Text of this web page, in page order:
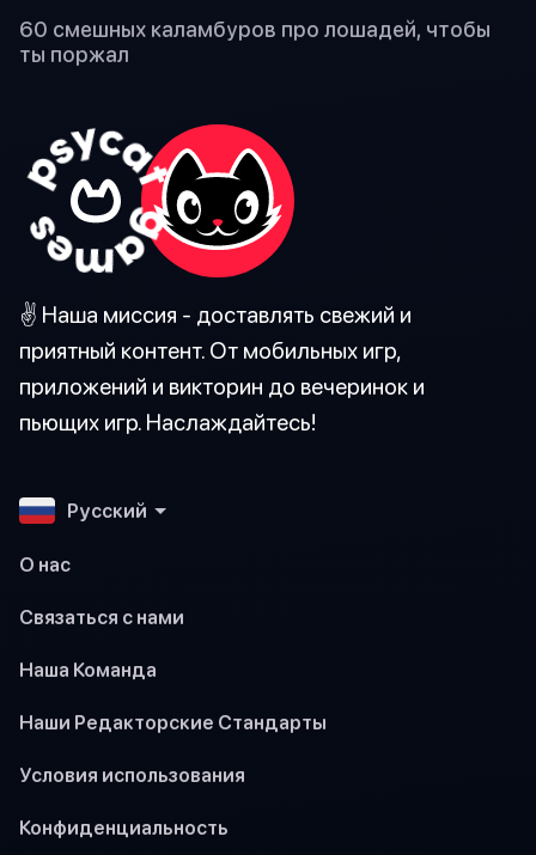
60 смешных каламбуров про лошадей, чтобы
ты поржал
✌️ Наша миссия - доставлять свежий и
приятный контент. От мобильных игр,
приложений и викторин до вечеринок и
пьющих игр. Наслаждайтесь!
Pусский
О нас
Связаться с нами
Наша Команда
Наши Редакторские Стандарты
Условия использования
Конфиденциальность